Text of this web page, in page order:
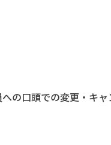
の口頭での変更・キ